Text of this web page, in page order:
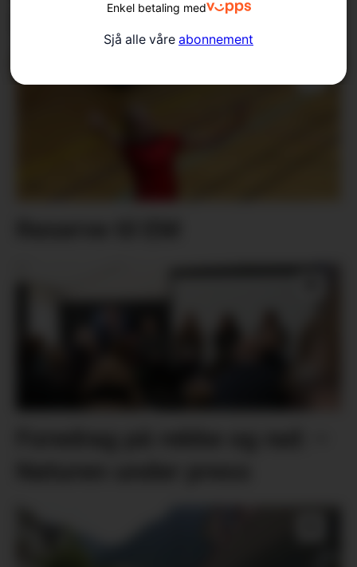
Enkel betaling med
Sjå alle våre abonnement
dette prosjektet til å skina